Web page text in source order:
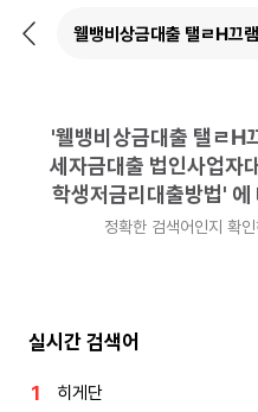
뒤
'웰뱅비상금대출 탤ㄹ
세자금대출 법인사업자
학생저금리대출방법' 에
정확한 검색어인지 확
실시간 검색어
히게단